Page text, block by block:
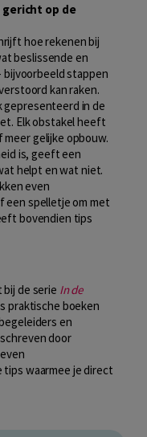
gericht op de
hoe rekenen bij
beslissende en
bijvoorbeeld stappen
kan raken.
gepresenteerd in de
Elk obstakel heeft
gelijke opbouw.
is, geeft een
helpt en wat niet.
even
een spelletje om met
bovendien tips
de serie In de
praktische boeken
en
door
waarmee je direct